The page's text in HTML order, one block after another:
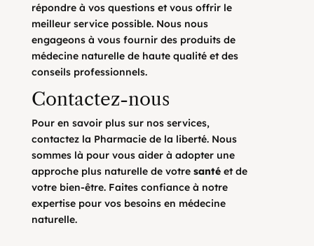
répondre à vos questions et vous offrir le
meilleur service possible. Nous nous
engageons à vous fournir des produits de
médecine naturelle de haute qualité et des
conseils professionnels.
Contactez-nous
Pour en savoir plus sur nos services,
contactez la Pharmacie de la liberté. Nous
sommes là pour vous aider à adopter une
approche plus naturelle de votresantéet de
votre bien-être. Faites confiance à notre
expertise pour vos besoins en médecine
naturelle.